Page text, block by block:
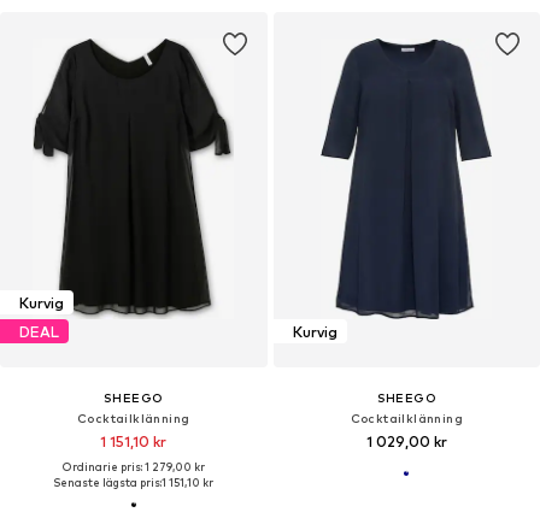
Kurvig
DEAL
SHEEGO
Cocktailklänning
1 151,10 kr
Ordinarie pris: 1 279,00 kr
Senaste lägsta pris:1 151,10 kr
Kurvig
SHEEGO
Cocktailklänning
1 029,00 kr